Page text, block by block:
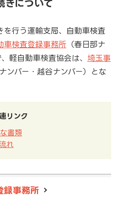
きについて
を行う運輸支局、自動車検査
車検査登録事務所（春日部ナ
軽自動車検査協会は、 埼玉事
ンバー・越谷ナンバー）とな
リンク
書類
れ
録事務所